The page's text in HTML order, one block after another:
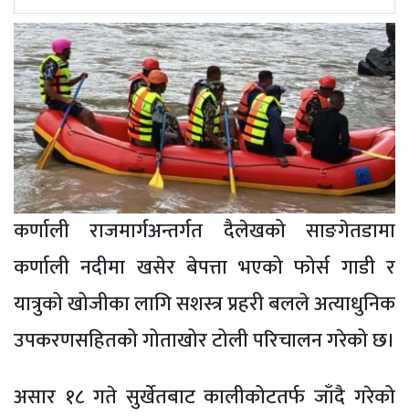
कर्णाली राजमार्गअन्तर्गत दैलेखको साङगेतडामा
कर्णाली नदीमा खसेर बेपत्ता भएको फोर्स गाडी र
यात्रुको खोजीका लागि सशस्त्र प्रहरी बलले अत्याधुनिक
उपकरणसहितको गोताखोर टोली परिचालन गरेको छ।
असार १८ गते सुर्खेतबाट कालीकोटतर्फ जाँदै गरेको